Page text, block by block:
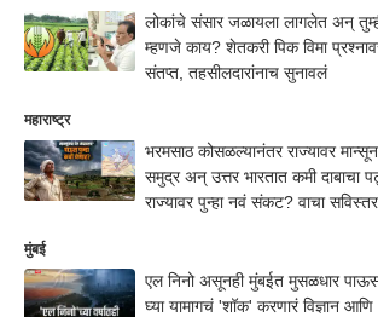
लोकांचे संसार जळायला लागलेत अन्
म्हणजे काय? शेतकरी पिक विमा
संतप्त, तहसीलदारांनाच सुनावलं
महाराष्ट्र
भरमसाठ कोसळल्यानंतर राज्यावर
समुद्र अन् उत्तर भारतात कमी दाबाचा
राज्यावर पुन्हा नवं संकट? वाचा सविस्तर
मुंबई
एल निनो असूनही मुंबईत मुसळधार
घ्या यामागचं 'शॉक' करणारं विज्ञान